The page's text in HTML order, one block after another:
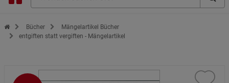
Zur Startseite des Kopp Verlag Online-Shop
Bücher
Mängelartikel Bücher
entgiften statt vergiften - Mängelartikel